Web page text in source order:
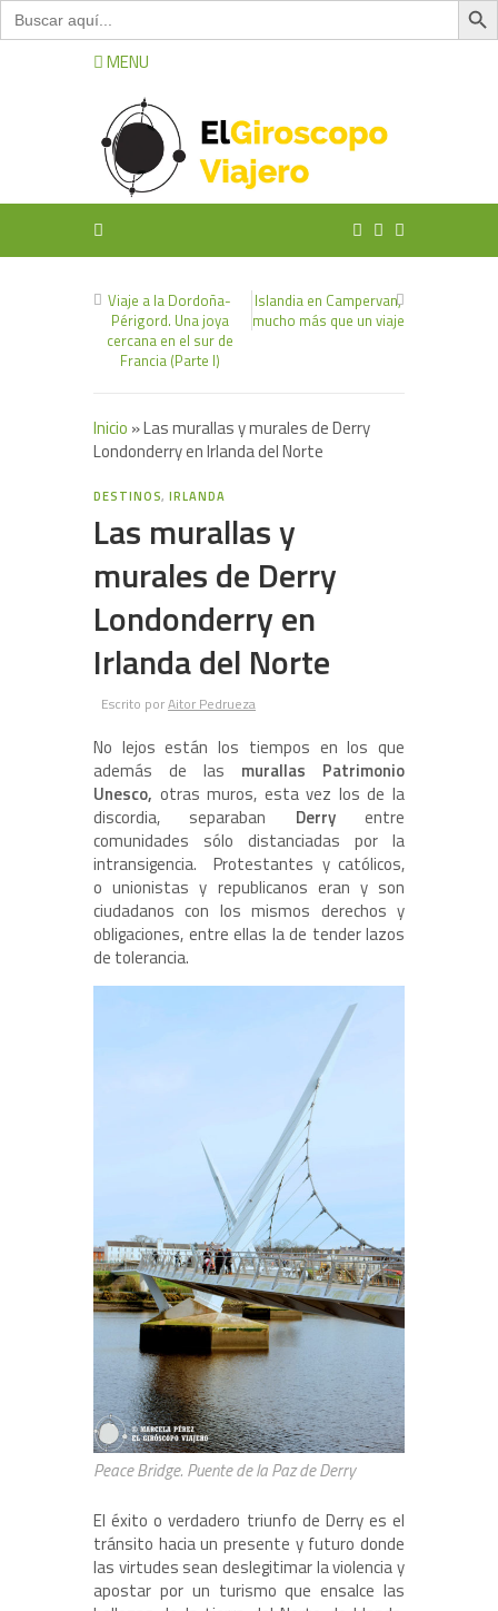
Buscar:
MENU
Viaje a la Dordoña-
Périgord. Una joya
cercana en el sur de
Francia (Parte I)
Islandia en Campervan,
mucho más que un viaje
Inicio »Las murallas y murales de Derry
Londonderry en Irlanda del Norte
DESTINOS,IRLANDA
Las murallas y
murales de Derry
Londonderry en
Irlanda del Norte
Escrito porAitor Pedrueza
No lejos están los tiempos en los que
además de las murallas Patrimonio
Unesco, otras muros, esta vez los de la
discordia, separaban Derryentre
comunidades sólo distanciadas por la
intransigencia. Protestantes y católicos,
o unionistas y republicanos eran y son
ciudadanos con los mismos derechos y
obligaciones, entre ellas la de tender lazos
de tolerancia.
Peace Bridge. Puente de la Paz de Derry
El éxito o verdadero triunfo de Derry es el
tránsito hacia un presente y futuro donde
las virtudes sean deslegitimar la violencia y
apostar por un turismo que ensalce las